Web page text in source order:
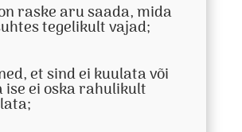
raske aru saada, mida
tegelikult vajad;
et sind ei kuulata või
ise ei oska rahulikult